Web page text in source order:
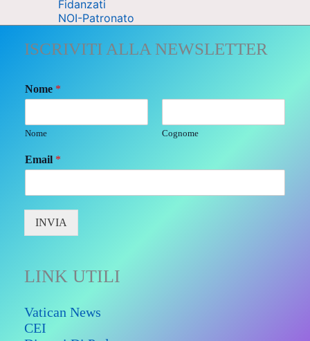
Fidanzati
NOI-Patronato
ISCRIVITI ALLA NEWSLETTER
Nome *
Nome Cognome
Email *
INVIA
LINK UTILI
Vatican News
CEI